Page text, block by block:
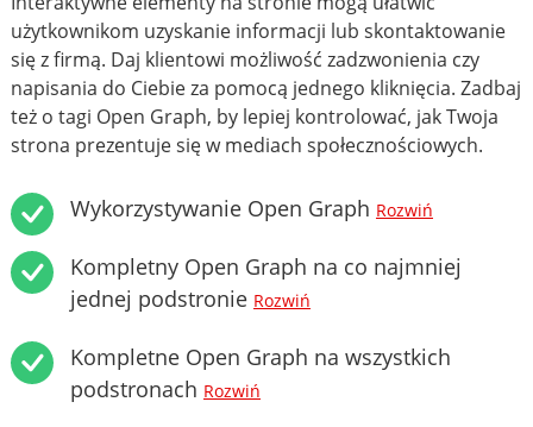
użytkownikom uzyskanie informacji lub skontaktowanie
się z firmą. Daj klientowi możliwość zadzwonienia czy
napisania do Ciebie za pomocą jednego kliknięcia. Zadbaj
też o tagi Open Graph, by lepiej kontrolować, jak Twoja
strona prezentuje się w mediach społecznościowych.
Wykorzystywanie Open Graph Rozwiń
Kompletny Open Graph na co najmniej
jednej podstronie Rozwiń
Kompletne Open Graph na wszystkich
podstronach Rozwiń